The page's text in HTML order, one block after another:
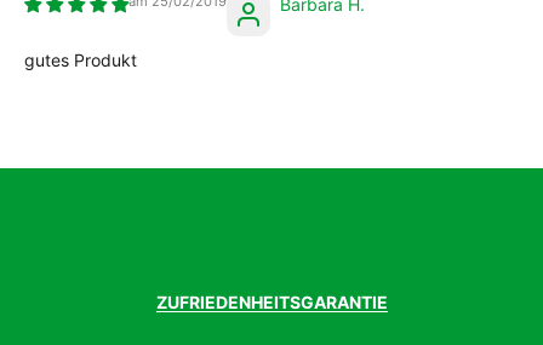
Barbara H.
gutes Produkt
ZUFRIEDENHEITSGARANTIE